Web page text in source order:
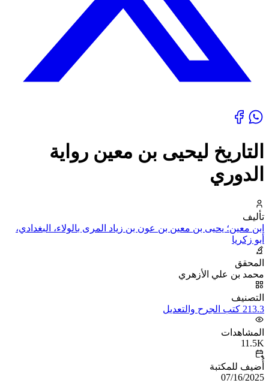
التاريخ ليحيى بن معين رواية
الدوري
تأليف
ابن معين؛ يحيى بن معين بن عون بن زياد المرى بالولاء، البغدادي،
أبو زكريا
المحقق
محمد بن علي الأزهري
التصنيف
213.3 كتب الجرح والتعديل
المشاهدات
11.5K
أُضيف للمكتبة
07/16/2025